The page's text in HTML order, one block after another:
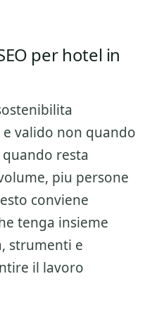
per hotel in
valido non quando
resta
piu persone
conviene
tenga insieme
strumenti e
il lavoro